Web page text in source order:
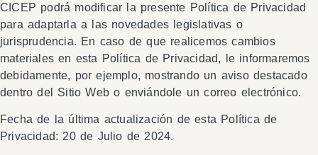
CICEP podrá modificar la presente Política de Privacidad
para adaptarla a las novedades legislativas o
jurisprudencia. En caso de que realicemos cambios
materiales en esta Política de Privacidad, le informaremos
debidamente, por ejemplo, mostrando un aviso destacado
dentro del Sitio Web o enviándole un correo electrónico.
Fecha de la última actualización de esta Política de
Privacidad: 20 de Julio de 2024.